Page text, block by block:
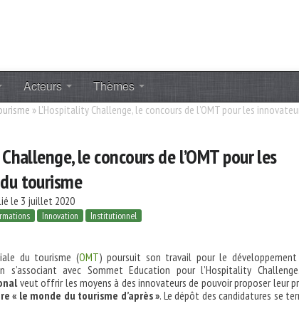
Acteurs Thèmes
» L'Hospitality Challenge, le concours de l’OMT pour les
le concours de l’OMT pour les
tourisme
le 3 juillet 2020
Innovation Institutionnel
du tourisme (OMT) poursuit son travail pour le développement
s’associant avec Sommet Education pour l’Hospitality
veut offrir les moyens à des innovateurs de pouvoir proposer leur
« le monde du tourisme d’après ». Le dépôt des candidatures se